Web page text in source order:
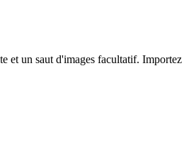
un saut d'images facultatif.